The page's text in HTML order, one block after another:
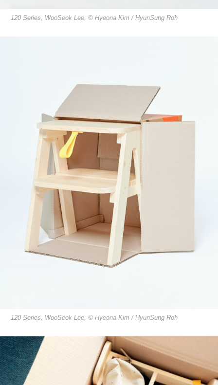
120 Series, WooSeok Lee. © Hyeona Kim / HyunSung Roh
120 Series, WooSeok Lee. © Hyeona Kim / HyunSung Roh